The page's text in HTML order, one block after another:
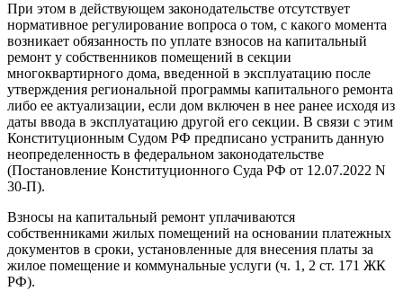
При этом в действующем законодательстве отсутствует
нормативное регулирование вопроса о том, с какого момента
возникает обязанность по уплате взносов на капитальный
ремонт у собственников помещений в секции
многоквартирного дома, введенной в эксплуатацию после
утверждения региональной программы капитального ремонта
либо ее актуализации, если дом включен в нее ранее исходя из
даты ввода в эксплуатацию другой его секции. В связи с этим
Конституционным Судом РФ предписано устранить данную
неопределенность в федеральном законодательстве
(Постановление Конституционного Суда РФ от 12.07.2022 N
30-П).
Взносы на капитальный ремонт уплачиваются
собственниками жилых помещений на основании платежных
документов в сроки, установленные для внесения платы за
жилое помещение и коммунальные услуги (ч. 1, 2 ст. 171 ЖК
РФ).